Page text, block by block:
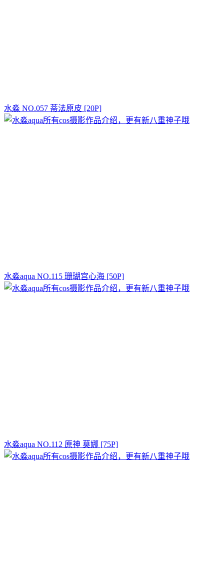
水淼 NO.057 蒂法原皮 [20P]
水淼aqua NO.115 珊瑚宫心海 [50P]
水淼aqua NO.112 原神 莫娜 [75P]